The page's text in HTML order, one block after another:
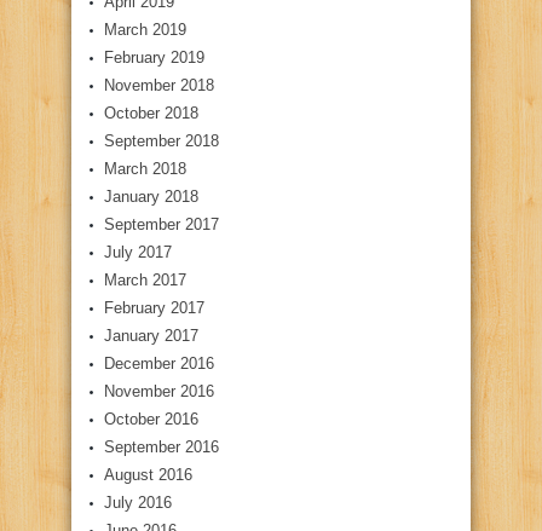
March 2019
February 2019
November 2018
October 2018
September 2018
March 2018
January 2018
September 2017
July 2017
March 2017
February 2017
January 2017
December 2016
November 2016
October 2016
September 2016
August 2016
July 2016